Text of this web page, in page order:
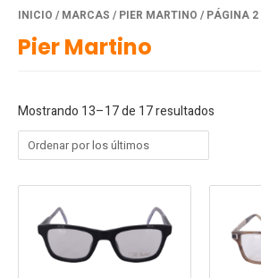
INICIO / MARCAS / PIER MARTINO / PÁGINA 2
Pier Martino
Mostrando 13–17 de 17 resultados
Ordenado
por